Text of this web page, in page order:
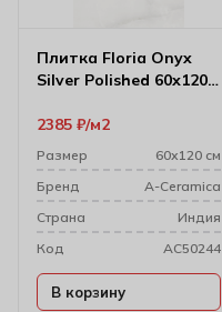
Плитка Floria Onyx
Silver Polished 60х120
2385 ₽ м2
Размер
60х120 см
Бренд
A-Ceramica
Cтрана
Индия
Код
AC50244
В корзину